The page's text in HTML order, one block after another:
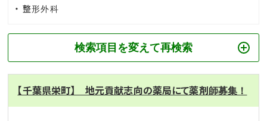
整形外科
検索項目を変えて再検索
【千葉県栄町】 地元貢献志向の薬局にて薬剤師募集！